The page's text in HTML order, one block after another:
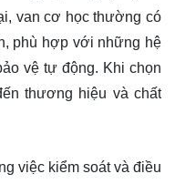
van cơ học thường có
phù hợp với những hệ
vệ tự động. Khi chọn
thương hiệu và chất
việc kiểm soát và điều